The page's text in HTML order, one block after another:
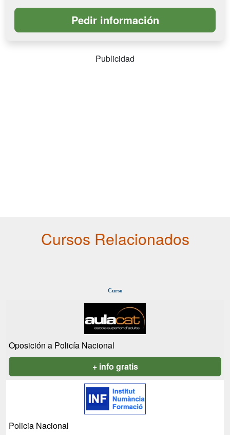
Publicidad
Cursos Relacionados
Curso
Oposición a Policía Nacional
+ info gratis
Policia Nacional